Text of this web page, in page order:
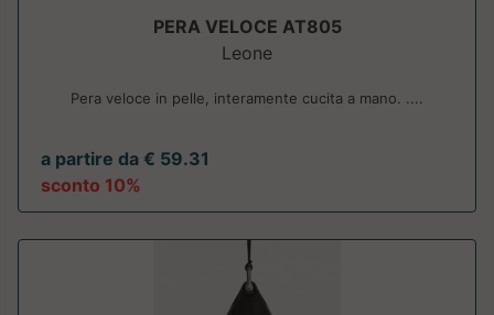
PERA VELOCE AT805
Leone
Pera veloce in pelle, interamente cucita a mano. ....
a partire da € 59.31
sconto 10%